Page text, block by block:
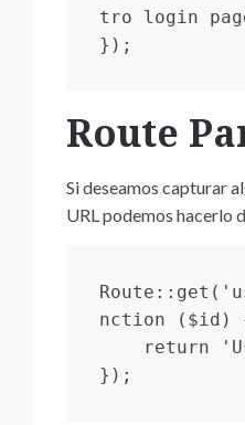
tro login
});
Route
Si deseamos capturar
URL podemos hacerlo
nction ($id)
});